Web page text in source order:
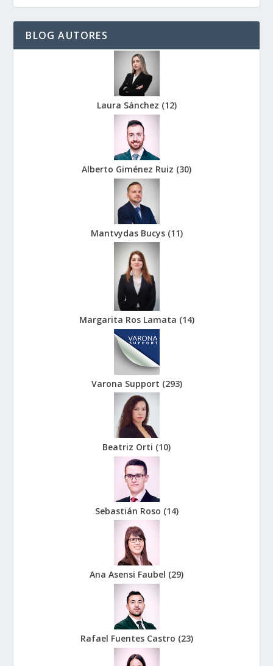
BLOG AUTORES
Laura Sánchez (12)
Alberto Giménez Ruiz (30)
Mantvydas Bucys (11)
Margarita Ros Lamata (14)
Varona Support (293)
Beatriz Orti (10)
Sebastián Roso (14)
Ana Asensi Faubel (29)
Rafael Fuentes Castro (23)